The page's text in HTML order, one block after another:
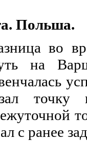
. Польша.
во
на
точку
с ранее